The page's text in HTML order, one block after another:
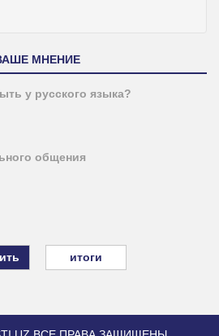
МНЕНИЕ
у русского языка?
общения
итоги